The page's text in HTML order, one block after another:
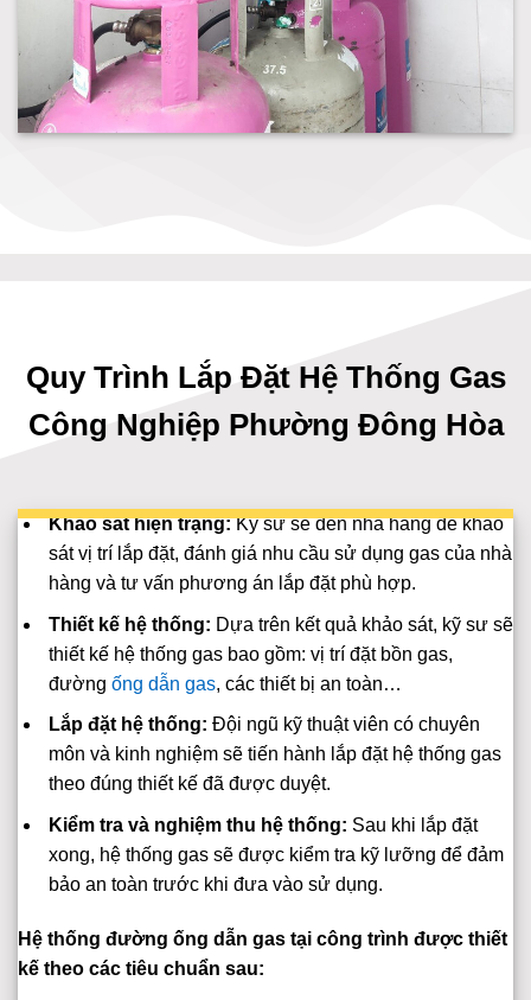
Quy Trình Lắp Đặt Hệ Thống Gas
Công Nghiệp Phường Đông Hòa
Khảo sát hiện trạng:Kỹ sư sẽ đến nhà hàng để khảo
sát vị trí lắp đặt, đánh giá nhu cầu sử dụng gas của nhà
hàng và tư vấn phương án lắp đặt phù hợp.
Thiết kế hệ thống: Dựa trên kết quả khảo sát, kỹ sư sẽ
thiết kế hệ thống gas bao gồm: vị trí đặt bồn gas,
đường ống dẫn gas, các thiết bị an toàn…
Lắp đặt hệ thống: Đội ngũ kỹ thuật viên có chuyên
môn và kinh nghiệm sẽ tiến hành lắp đặt hệ thống gas
theo đúng thiết kế đã được duyệt.
Kiểm tra và nghiệm thu hệ thống: Sau khi lắp đặt
xong, hệ thống gas sẽ được kiểm tra kỹ lưỡng để đảm
bảo an toàn trước khi đưa vào sử dụng.
Hệ thống đường ống dẫn gas tại công trình được thiết
kế theo các tiêu chuẩn sau: